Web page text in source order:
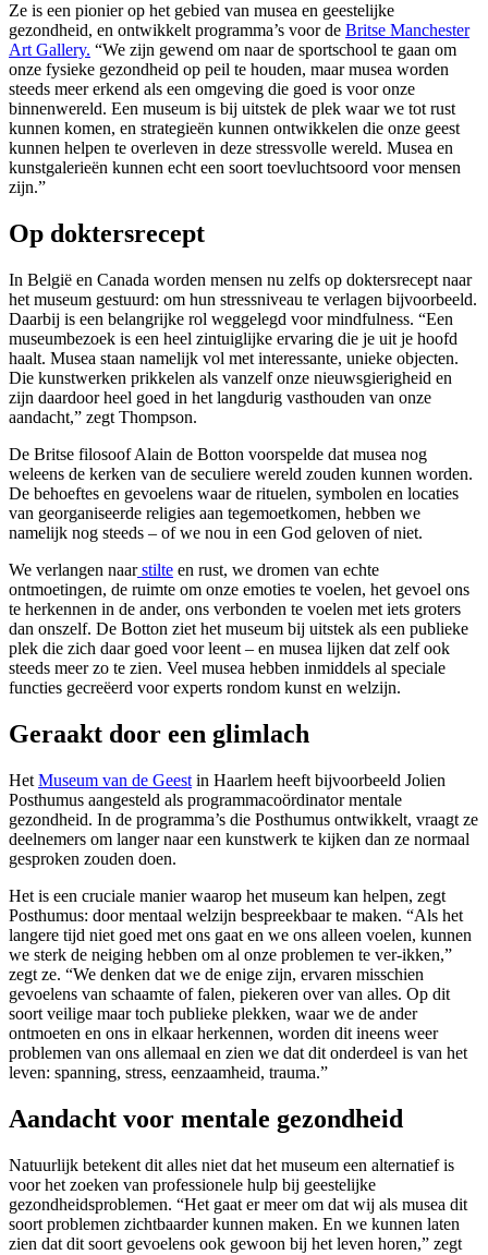
Ze is een pionier op het gebied van musea en geestelijke
gezondheid, en ontwikkelt programma’s voor de Britse Manchester
Art Gallery. “We zijn gewend om naar de sportschool te gaan om
onze fysieke gezondheid op peil te houden, maar musea worden
steeds meer erkend als een omgeving die goed is voor onze
binnenwereld. Een museum is bij uitstek de plek waar we tot rust
kunnen komen, en strategieën kunnen ontwikkelen die onze geest
kunnen helpen te overleven in deze stressvolle wereld. Musea en
kunstgalerieën kunnen echt een soort toevluchtsoord voor mensen
zijn.”
Op doktersrecept
In België en Canada worden mensen nu zelfs op doktersrecept naar
het museum gestuurd: om hun stressniveau te verlagen bijvoorbeeld.
Daarbij is een belangrijke rol weggelegd voor mindfulness. “Een
museumbezoek is een heel zintuiglijke ervaring die je uit je hoofd
haalt. Musea staan namelijk vol met interessante, unieke objecten.
Die kunstwerken prikkelen als vanzelf onze nieuwsgierigheid en
zijn daardoor heel goed in het langdurig vasthouden van onze
aandacht,” zegt Thompson.
De Britse filosoof Alain de Botton voorspelde dat musea nog
weleens de kerken van de seculiere wereld zouden kunnen worden.
De behoeftes en gevoelens waar de rituelen, symbolen en locaties
van georganiseerde religies aan tegemoetkomen, hebben we
namelijk nog steeds – of we nou in een God geloven of niet.
We verlangen naarstilte en rust, we dromen van echte
ontmoetingen, de ruimte om onze emoties te voelen, het gevoel ons
te herkennen in de ander, ons verbonden te voelen met iets groters
dan onszelf. De Botton ziet het museum bij uitstek als een publieke
plek die zich daar goed voor leent – en musea lijken dat zelf ook
steeds meer zo te zien. Veel musea hebben inmiddels ­al speciale
functies gecreëerd voor experts rondom kunst en welzijn.
Geraakt door een glimlach
Het Museum van de Geest in Haarlem heeft bijvoorbeeld Jolien
Posthumus aangesteld als programmacoördinator mentale
gezondheid. In de programma’s die Posthumus ontwikkelt, vraagt ze
deelnemers om langer naar een kunstwerk te kijken dan ze normaal
gesproken zouden doen.
Het is een cruciale manier waarop het museum kan helpen, zegt
Posthumus: door mentaal welzijn bespreekbaar te maken. “Als het
langere tijd niet goed met ons gaat en we ons alleen voelen, kunnen
we sterk de neiging hebben om al onze problemen te ver-ikken,”
zegt ze. “We denken dat we de enige zijn, ervaren misschien
gevoelens van schaamte of falen, piekeren over van alles. Op dit
soort veilige maar toch publieke plekken, waar we de ander
ontmoeten en ons in elkaar herkennen, worden dit ineens weer
problemen van ons allemaal en zien we dat dit onderdeel is van het
leven: spanning, stress, eenzaamheid, trauma.”
Aandacht voor mentale gezondheid
Natuurlijk betekent dit alles niet dat het museum een ­alternatief is
voor het zoeken van professionele hulp bij geestelijke
gezondheidsproblemen. “Het gaat er meer om dat wij als musea dit
soort problemen zichtbaarder kunnen maken. En we kunnen laten
zien dat dit soort gevoelens ook gewoon bij het leven horen,” zegt